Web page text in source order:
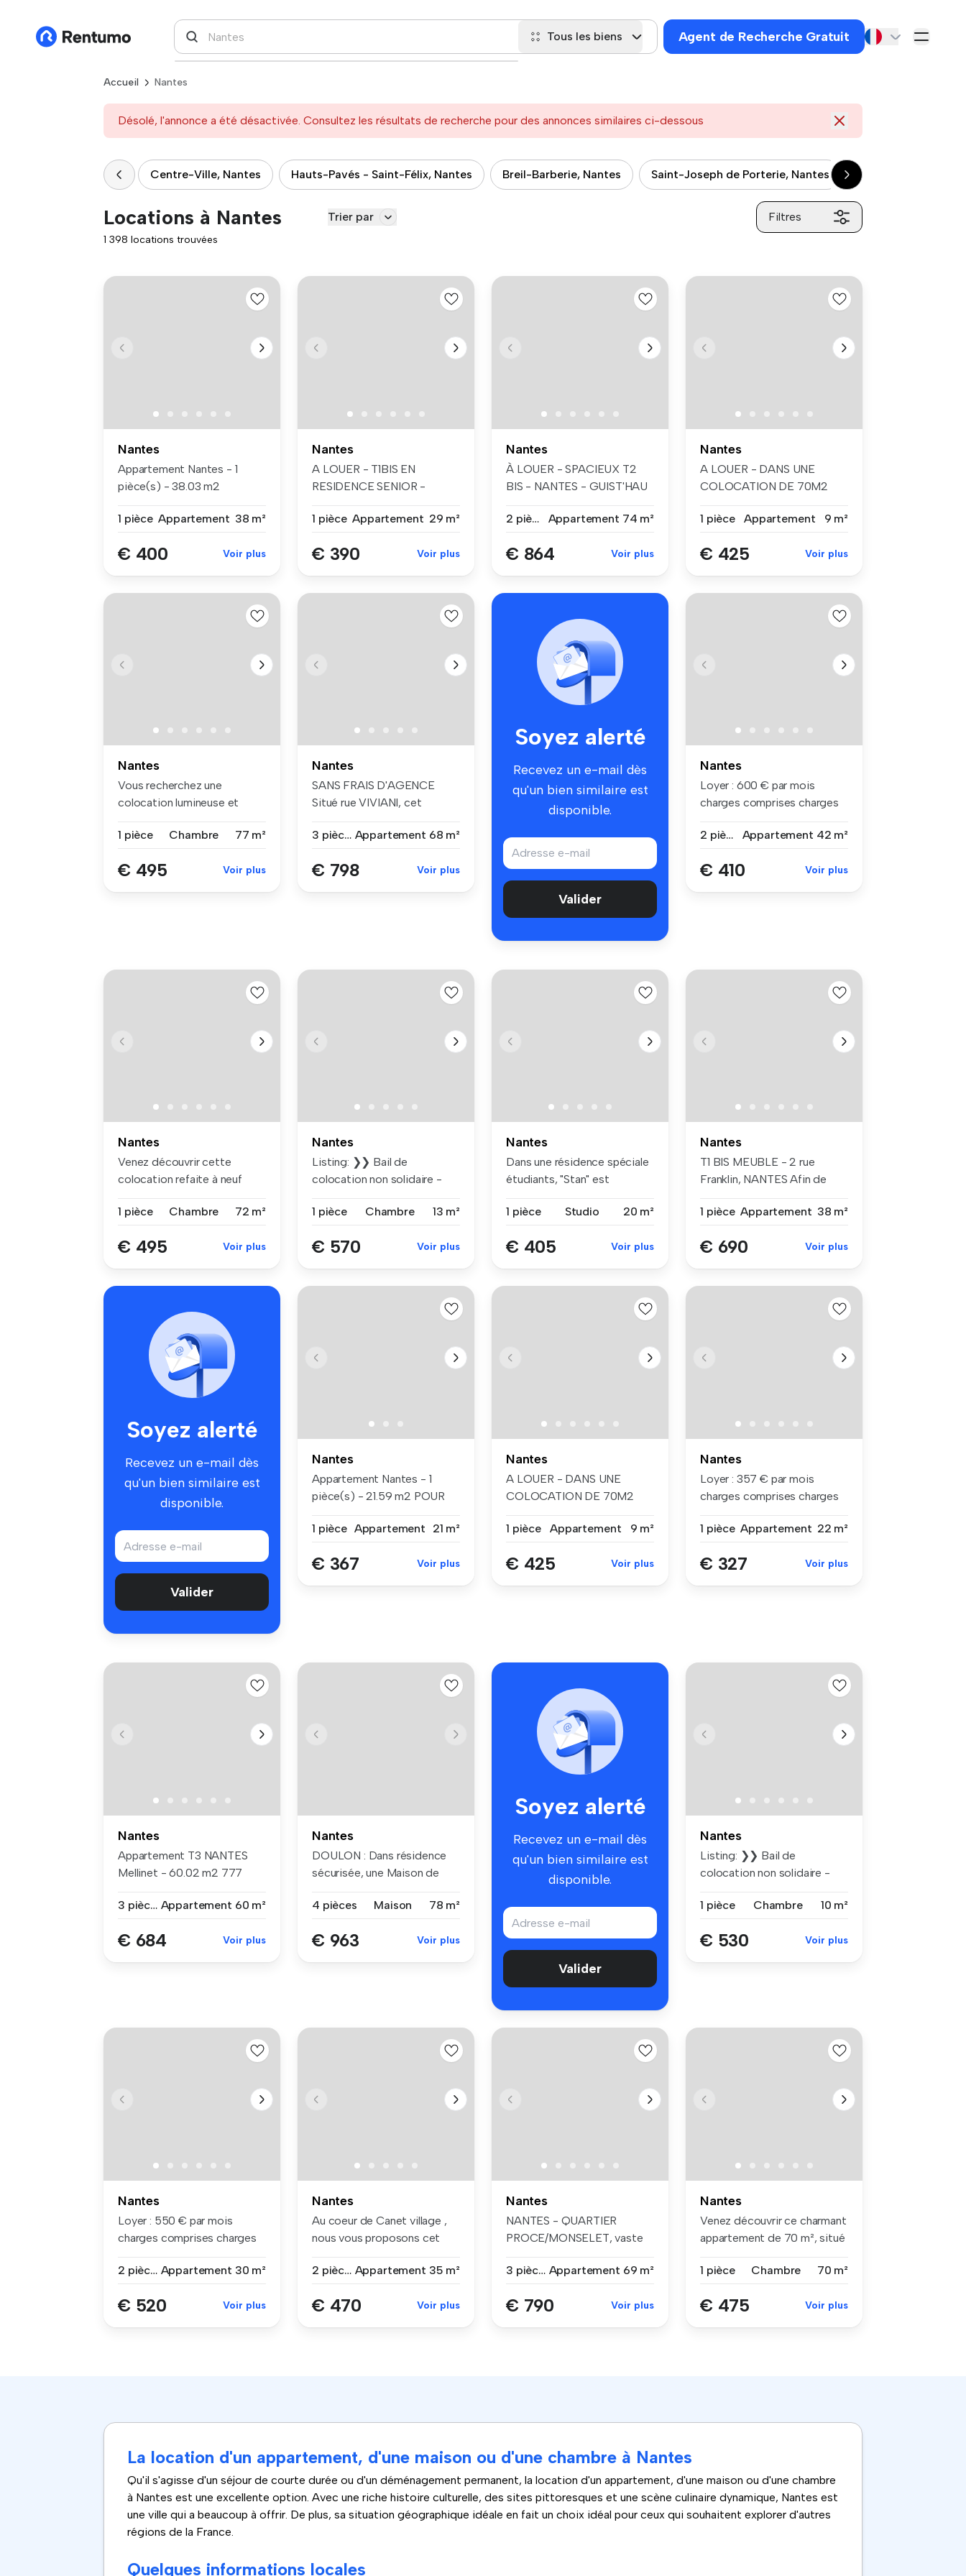
Tous les biens Agent de Recherche Gratuit
Accueil Nantes
Désolé, l'annonce a été désactivée. Consultez les résultats de recherche pour des annonces similaires ci-dessous
Centre-Ville, Nantes Hauts-Pavés - Saint-Félix, Nantes Breil-Barberie, Nantes Saint-Joseph de Porterie, Nantes Le Rocher d'Enfer,
Locations à Nantes Trier par Filtres
1 398 locations trouvées
Nantes
Appartement Nantes - 1
pièce(s) - 38.03 m2
1 pièce Appartement 38 m²
€ 400 Voir plus
Nantes
A LOUER - T1BIS EN
RESIDENCE SENIOR -
1 pièce Appartement 29 m²
€ 390 Voir plus
Nantes
À LOUER - SPACIEUX T2
BIS - NANTES - GUIST'HAU
2 pièces
Appartement 74 m²
€ 864 Voir plus
Nantes
A LOUER - DANS UNE
COLOCATION DE 70M2
1 pièce
Appartement 9 m²
€ 425 Voir plus
Nantes
Vous recherchez une
colocation lumineuse et
1 pièce
Chambre 77 m²
€ 495 Voir plus
Nantes
SANS FRAIS D'AGENCE
Situé rue VIVIANI, cet
3 pièces Appartement 68 m²
€ 798 Voir plus
Soyez alerté
Recevez un e-mail dès
qu'un bien similaire est
disponible.
Valider
Nantes
Loyer : 600 € par mois
charges comprises charges
2 pièces
Appartement 42 m²
€ 410 Voir plus
Nantes
Venez découvrir cette
colocation refaite à neuf
1 pièce
Chambre 72 m²
€ 495 Voir plus
Nantes
Listing: ❯❯ Bail de
colocation non solidaire -
1 pièce
Chambre 13 m²
€ 570 Voir plus
Nantes
Dans une résidence spéciale
étudiants, "Stan" est
1 pièce
Studio 20 m²
€ 405 Voir plus
Nantes
T1 BIS MEUBLE - 2 rue
Franklin, NANTES Afin de
1 pièce Appartement 38 m²
€ 690 Voir plus
Soyez alerté
Recevez un e-mail dès
qu'un bien similaire est
disponible.
Valider
Nantes
Appartement Nantes - 1
pièce(s) - 21.59 m2 POUR
1 pièce Appartement 21 m²
€ 367 Voir plus
Nantes
A LOUER - DANS UNE
COLOCATION DE 70M2
1 pièce
Appartement 9 m²
€ 425 Voir plus
Nantes
Loyer : 357 € par mois
charges comprises charges
1 pièce Appartement 22 m²
€ 327 Voir plus
Nantes
Appartement T3 NANTES
Mellinet - 60.02 m2 777
3 pièces Appartement 60 m²
€ 684 Voir plus
Nantes
DOULON : Dans résidence
sécurisée, une Maison de
4 pièces
Maison 78 m²
€ 963 Voir plus
Soyez alerté
Recevez un e-mail dès
qu'un bien similaire est
disponible.
Valider
Nantes
Listing: ❯❯ Bail de
colocation non solidaire -
1 pièce
Chambre 10 m²
€ 530 Voir plus
Nantes
Loyer : 550 € par mois
charges comprises charges
2 pièces Appartement 30 m²
€ 520 Voir plus
Nantes
Au coeur de Canet village ,
nous vous proposons cet
2 pièces Appartement 35 m²
€ 470 Voir plus
Nantes
NANTES - QUARTIER
PROCE/MONSELET, vaste
3 pièces Appartement 69 m²
€ 790 Voir plus
Nantes
Venez découvrir ce charmant
appartement de 70 m², situé
1 pièce
Chambre 70 m²
€ 475 Voir plus
La location d'un appartement, d'une maison ou d'une chambre à Nantes
Qu'il s'agisse d'un séjour de courte durée ou d'un déménagement permanent, la location d'un appartement, d'une maison ou d'une chambre
à Nantes est une excellente option. Avec une riche histoire culturelle, des sites pittoresques et une scène culinaire dynamique, Nantes est
une ville qui a beaucoup à offrir. De plus, sa situation géographique idéale en fait un choix idéal pour ceux qui souhaitent explorer d'autres
régions de la France.
Quelques informations locales